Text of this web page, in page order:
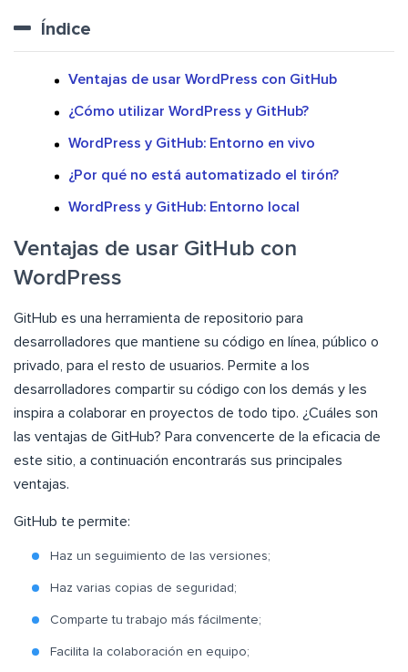
Índice
Ventajas de usar WordPress con GitHub
¿Cómo utilizar WordPress y GitHub?
WordPress y GitHub: Entorno en vivo
¿Por qué no está automatizado el tirón?
WordPress y GitHub: Entorno local
Ventajas de usar GitHub con
WordPress
GitHub es una herramienta de repositorio para
desarrolladores que mantiene su código en línea, público o
privado, para el resto de usuarios. Permite a los
desarrolladores compartir su código con los demás y les
inspira a colaborar en proyectos de todo tipo. ¿Cuáles son
las ventajas de GitHub? Para convencerte de la eficacia de
este sitio, a continuación encontrarás sus principales
ventajas.
GitHub te permite:
Haz un seguimiento de las versiones;
Haz varias copias de seguridad;
Comparte tu trabajo más fácilmente;
Facilita la colaboración en equipo;